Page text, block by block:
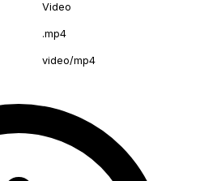
Video
.mp4
video/mp4